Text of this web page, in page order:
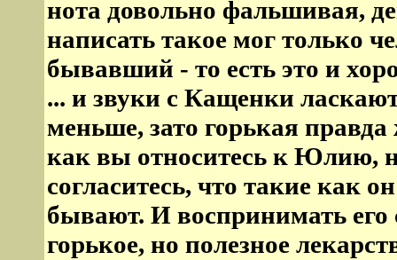
нота довольно фальшивая,
написать такое мог только
бывавший - то есть это и
... и звуки с Кащенки
меньше, зато горькая
как вы относитесь к Юлию,
согласитесь, что такие как
бывают. И воспринимать его
горькое, но полезное